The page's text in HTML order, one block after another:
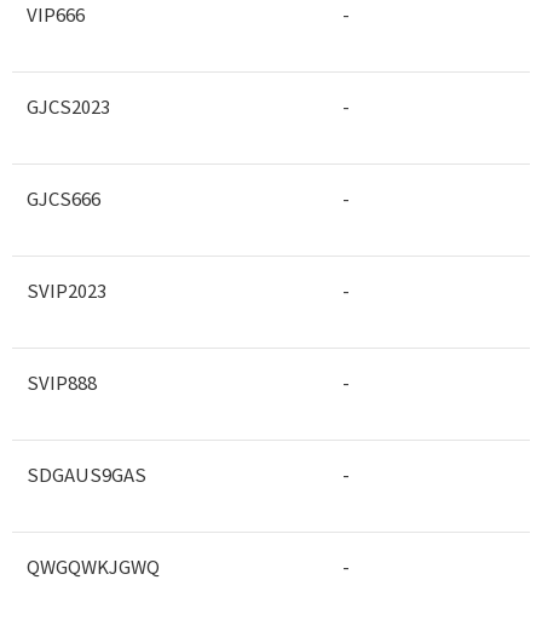
VIP666 -
GJCS2023 -
GJCS666 -
SVIP2023 -
SVIP888 -
SDGAUS9GAS -
QWGQWKJGWQ -